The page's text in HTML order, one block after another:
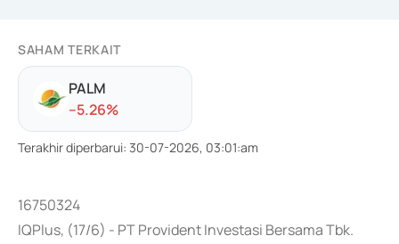
SAHAM TERKAIT
PALM
--5.26%
Terakhir diperbarui: 30-07-2026, 03:01:am
16750324
IQPlus, (17/6) - PT Provident Investasi Bersama Tbk.